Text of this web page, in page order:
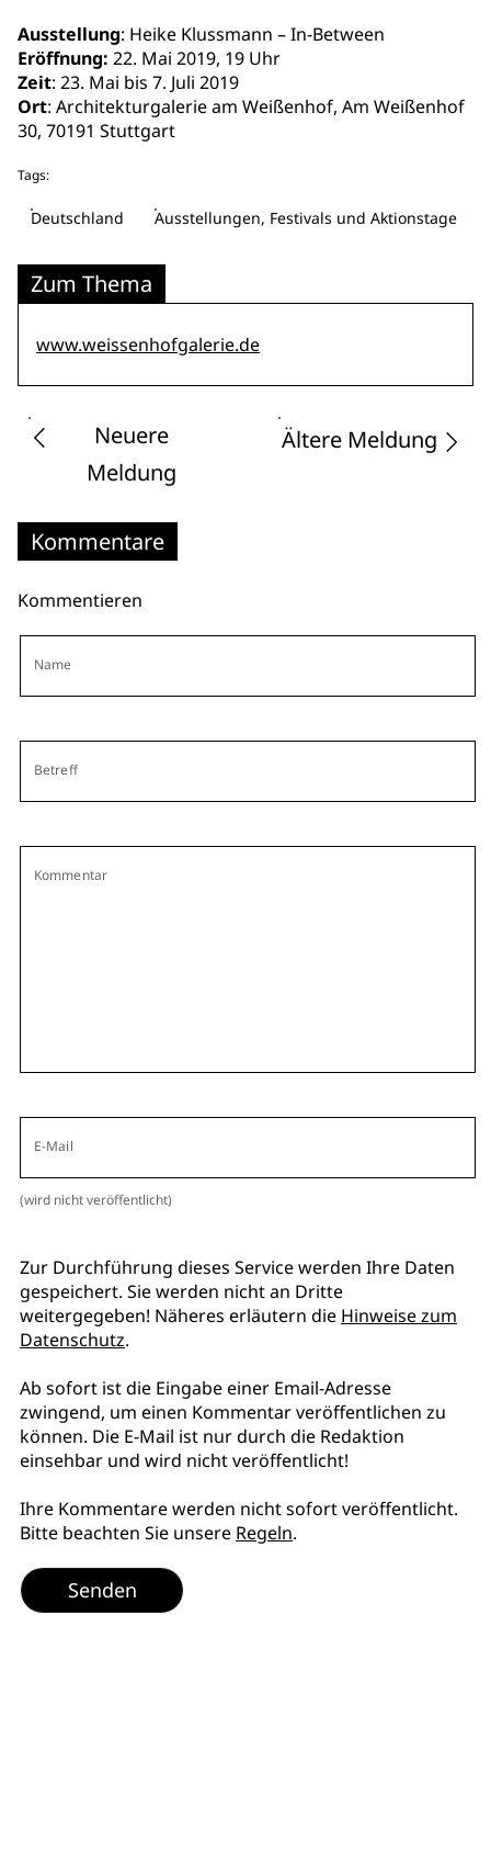
Ausstellung: Heike Klussmann – In-Between
Eröffnung: 22. Mai 2019, 19 Uhr
Zeit: 23. Mai bis 7. Juli 2019
Ort: Architekturgalerie am Weißenhof, Am Weißenhof
30, 70191 Stuttgart
Tags:
Deutschland Ausstellungen, Festivals und Aktionstage
Zum Thema
www.weissenhofgalerie.de
Neuere
Meldung
Ältere Meldung
Kommentare
Kommentieren
Name
Betreff
Kommentar
E-Mail
(wird nicht veröffentlicht)
Zur Durchführung dieses Service werden Ihre Daten
gespeichert. Sie werden nicht an Dritte
weitergegeben! Näheres erläutern die Hinweise zum
Datenschutz.
Ab sofort ist die Eingabe einer Email-Adresse
zwingend, um einen Kommentar veröffentlichen zu
können. Die E-Mail ist nur durch die Redaktion
einsehbar und wird nicht veröffentlicht!
Ihre Kommentare werden nicht sofort veröffentlicht.
Bitte beachten Sie unsere Regeln.
Senden